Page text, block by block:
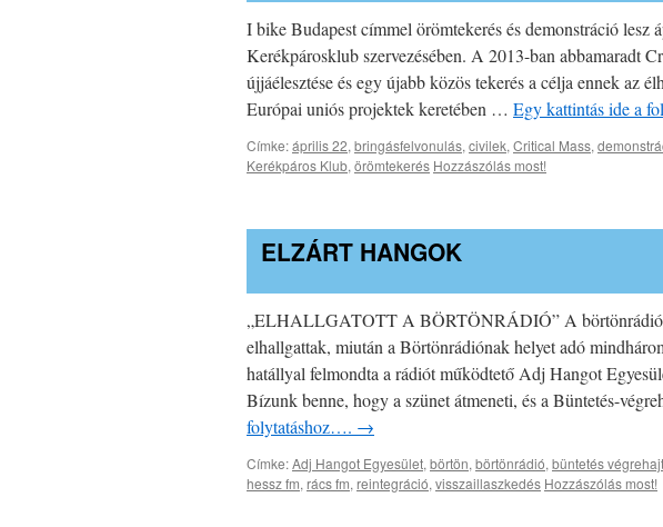
I bike Budapest címmel örömtekerés és demonstráció lesz
Kerékpárosklub szervezésében. A 2013-ban abbamaradt
újjáélesztése és egy újabb közös tekerés a célja ennek az
Európai uniós projektek keretében … Egy kattintás ide a
Címke:április 22, bringásfelvonulás, civilek, Critical Mass,
Kerékpáros Klub, örömtekerés Hozzászólás most!
ELZÁRT HANGOK
„ELHALLGATOTT A BÖRTÖNRÁDIÓ” A
elhallgattak, miután a Börtönrádiónak helyet adó
hatállyal felmondta a rádiót működtető Adj Hangot
Bízunk benne, hogy a szünet átmeneti, és a Büntetés-
folytatáshoz…. →
Címke:Adj Hangot Egyesület, börtön, börtönrádió, büntetés
hessz fm, rács fm, reintegráció, visszaillaszkedés Hozzászólás most!